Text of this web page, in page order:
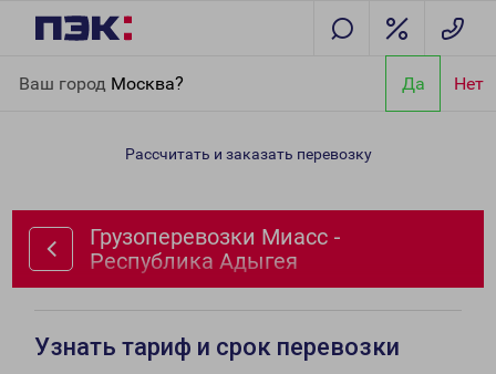
Ваш город Москва? Да Нет
Адыгея
Рассчитать и заказать перевозку
Грузоперевозки Миасс -
Республика Адыгея
Узнать тариф и срок перевозки